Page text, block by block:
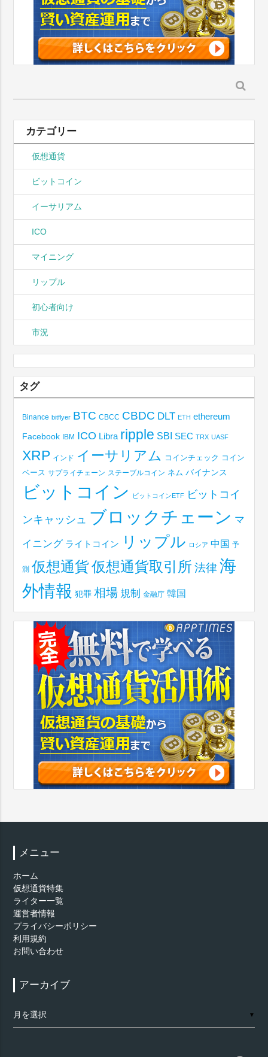
索:
カテゴリー
仮想通貨
ビットコイン
イーサリアム
ICO
マイニング
リップル
初心者向け
市況
タグ
Binance bitflyer BTC CBCC CBDC DLT ETH ethereum
Facebook IBM ICO Libra ripple SBI SEC TRX UASF
XRP インド イーサリアム コインチェック コイン
ベース サプライチェーン ステーブルコイン ネム バイナンス
ビットコイン ビットコインETF ビットコイ
ンキャッシュ ブロックチェーン マ
イニング ライトコイン リップル ロシア 中国 予
測 仮想通貨仮想通貨取引所 法律 海
外情報 犯罪 相場 規制 金融庁 韓国
メニュー
ホーム
仮想通貨特集
ライター一覧
運営者情報
プライバシーポリシー
利用規約
お問い合わせ
アーカイブ
ー
▼